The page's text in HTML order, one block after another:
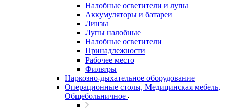
Налобные осветители и лупы
Аккумуляторы и батареи
Линзы
Лупы налобные
Налобные осветители
Принадлежности
Рабочее место
Фильтры
Наркозно-дыхательное оборудование
Операционные столы, Медицинская мебель,
Общебольничное